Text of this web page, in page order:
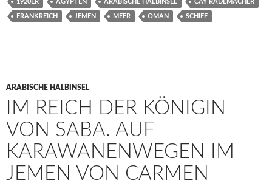
1920ER ÄGYPTEN ARABISCHE HALBINSEL CAY RADEMACHER
FRANKREICH JEMEN MEER OMAN SCHIFF
ARABISCHE HALBINSEL
IM REICH DER KÖNIGIN
VON SABA. AUF
KARAWANENWEGEN IM
JEMEN VON CARMEN